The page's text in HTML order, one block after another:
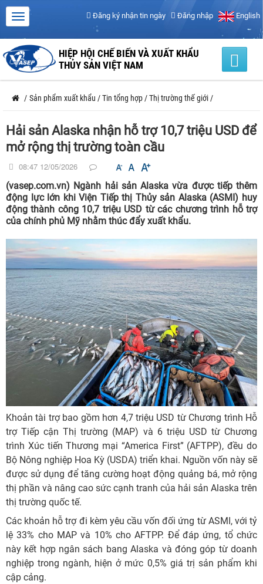
Đăng ký nhận tin ngày Đăng nhập English
HIỆP HỘI CHẾ BIẾN VÀ XUẤT KHẨU
THỦY SẢN VIỆT NAM
/ Sản phẩm xuất khẩu /Tin tổng hợp /Thị trường thế giới /
Hải sản Alaska nhận hỗ trợ 10,7 triệu USD để
mở rộng thị trường toàn cầu
08:47 12/05/2026
(vasep.com.vn) Ngành hải sản Alaska vừa được tiếp thêm
động lực lớn khi Viện Tiếp thị Thủy sản Alaska (ASMI) huy
động thành công 10,7 triệu USD từ các chương trình hỗ trợ
của chính phủ Mỹ nhằm thúc đẩy xuất khẩu.
Khoản tài trợ bao gồm hơn 4,7 triệu USD từ Chương trình Hỗ
trợ Tiếp cận Thị trường (MAP) và 6 triệu USD từ Chương
trình Xúc tiến Thương mại “America First” (AFTPP), đều do
Bộ Nông nghiệp Hoa Kỳ (USDA) triển khai. Nguồn vốn này sẽ
được sử dụng để tăng cường hoạt động quảng bá, mở rộng
thị phần và nâng cao sức cạnh tranh của hải sản Alaska trên
thị trường quốc tế.
Các khoản hỗ trợ đi kèm yêu cầu vốn đối ứng từ ASMI, với tỷ
lệ 33% cho MAP và 10% cho AFTPP. Để đáp ứng, tổ chức
này kết hợp ngân sách bang Alaska và đóng góp từ doanh
nghiệp trong ngành, hiện ở mức 0,5% giá trị sản phẩm khi
cập cảng.